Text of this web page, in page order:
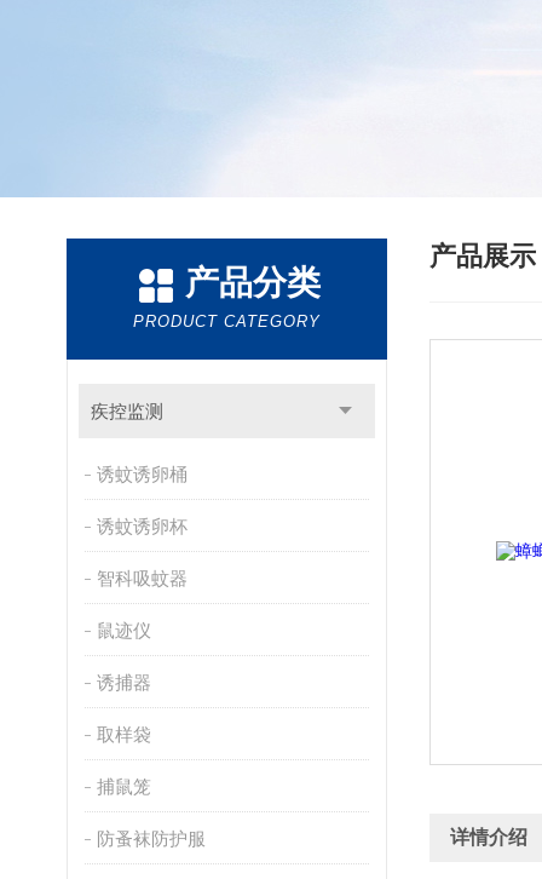
产品分类
PRODUCT CATEGORY
疾控监测
诱蚊诱卵桶
诱蚊诱卵杯
智科吸蚊器
鼠迹仪
诱捕器
取样袋
捕鼠笼
防蚤袜防护服
产品展示
详情介绍